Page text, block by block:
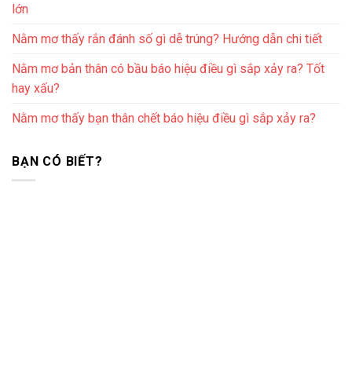
lớn
Nằm mơ thấy rắn đánh số gì dễ trúng? Hướng dẫn chi tiết
Nằm mơ bản thân có bầu báo hiệu điều gì sắp xảy ra? Tốt
hay xấu?
Nằm mơ thấy bạn thân chết báo hiệu điều gì sắp xảy ra?
BẠN CÓ BIẾT?